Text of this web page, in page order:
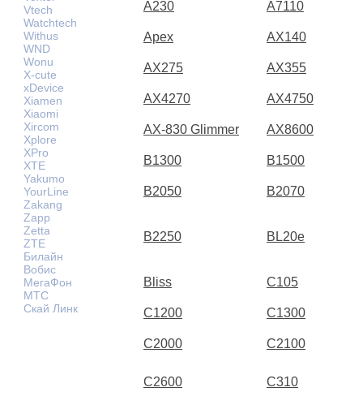
Vtech
Watchtech
Withus
WND
Wonu
X-cute
xDevice
Xiamen
Xiaomi
Xircom
Xplore
XPro
XTE
Yakumo
YourLine
Zakang
Zapp
Zetta
ZTE
Билайн
Вобис
МегаФон
МТС
Скай Линк
A230 A7110
Apex AX140
AX275 AX355
AX4270 AX4750
AX-830 Glimmer AX8600
B1300 B1500
B2050 B2070
B2250 BL20e
Bliss C105
C1200 C1300
C2000 C2100
C2600 C310